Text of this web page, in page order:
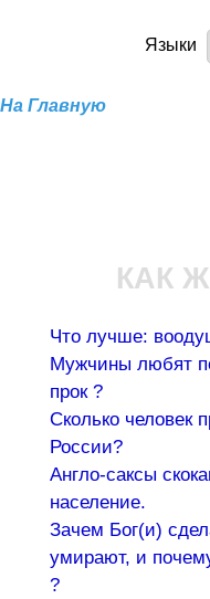
a100z.comЯзыки
На Главную
КАК
Что лучше:
Мужчины любят
прок ?
Сколько человек
России?
Англо-саксы
население.
Зачем Бог(и)
умирают, и
?